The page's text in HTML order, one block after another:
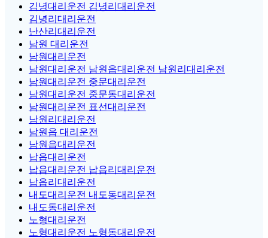
김녕대리운전 김녕리대리운전
김녕리대리운전
난산리대리운전
남원 대리운전
남원대리운전
남원대리운전 남원읍대리운전 남원리대리운전
남원대리운전 중문대리운전
남원대리운전 중문동대리운전
남원대리운전 표선대리운전
남원리대리운전
남원읍 대리운전
남원읍대리운전
납읍대리운전
납읍대리운전 납읍리대리운전
납읍리대리운전
내도대리운전 내도동대리운전
내도동대리운전
노형대리운전
노형대리운전 노형동대리운전